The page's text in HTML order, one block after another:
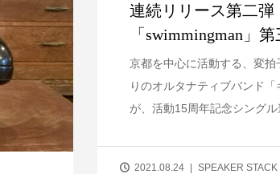
連続リリース第二弾
「swimmingman」第
京都を中心に活動する、変拍
りのオルタナティブバンド「
が、活動15周年記念シングル
2021.08.24 SPEAKER STACK